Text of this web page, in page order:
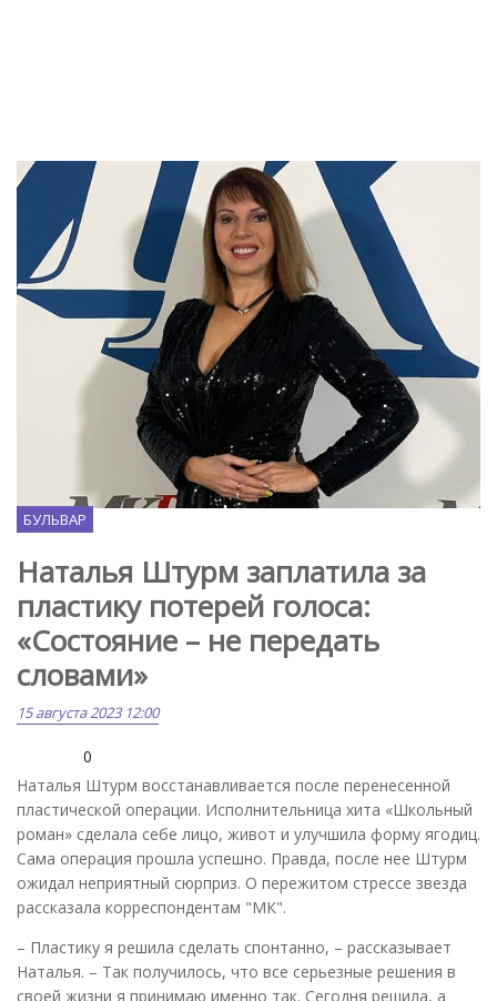
MK.ru
БУЛЬВАР
Наталья Штурм заплатила за
пластику потерей голоса:
«Состояние – не передать
словами»
15 августа 2023 12:00
0
Наталья Штурм восстанавливается после перенесенной
пластической операции. Исполнительница хита «Школьный
роман» сделала себе лицо, живот и улучшила форму ягодиц.
Сама операция прошла успешно. Правда, после нее Штурм
ожидал неприятный сюрприз. О пережитом стрессе звезда
рассказала корреспондентам "МК".
– Пластику я решила сделать спонтанно, – рассказывает
Наталья. – Так получилось, что все серьезные решения в
своей жизни я принимаю именно так. Сегодня решила, а